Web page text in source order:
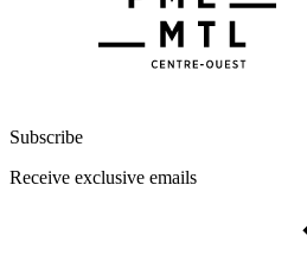
Subscribe
Receive exclusive emails